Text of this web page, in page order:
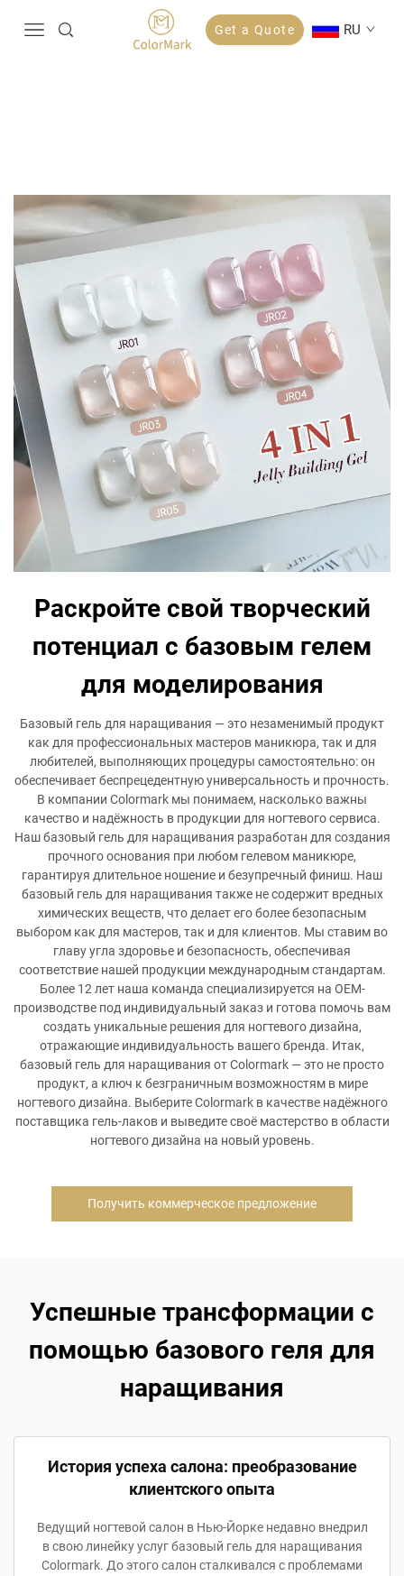
Get a Quote RU
Раскройте свой творческий
потенциал с базовым гелем
для моделирования
Базовый гель для наращивания — это незаменимый продукт
как для профессиональных мастеров маникюра, так и для
любителей, выполняющих процедуры самостоятельно: он
обеспечивает беспрецедентную универсальность и прочность.
В компании Colormark мы понимаем, насколько важны
качество и надёжность в продукции для ногтевого сервиса.
Наш базовый гель для наращивания разработан для создания
прочного основания при любом гелевом маникюре,
гарантируя длительное ношение и безупречный финиш. Наш
базовый гель для наращивания также не содержит вредных
химических веществ, что делает его более безопасным
выбором как для мастеров, так и для клиентов. Мы ставим во
главу угла здоровье и безопасность, обеспечивая
соответствие нашей продукции международным стандартам.
Более 12 лет наша команда специализируется на OEM-
производстве под индивидуальный заказ и готова помочь вам
создать уникальные решения для ногтевого дизайна,
отражающие индивидуальность вашего бренда. Итак,
базовый гель для наращивания от Colormark — это не просто
продукт, а ключ к безграничным возможностям в мире
ногтевого дизайна. Выберите Colormark в качестве надёжного
поставщика гель-лаков и выведите своё мастерство в области
ногтевого дизайна на новый уровень.
Получить коммерческое предложение
Успешные трансформации с
помощью базового геля для
наращивания
История успеха салона: преобразование
клиентского опыта
Ведущий ногтевой салон в Нью-Йорке недавно внедрил
в свою линейку услуг базовый гель для наращивания
Colormark. До этого салон сталкивался с проблемами